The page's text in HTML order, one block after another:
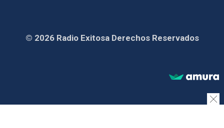
© 2026 Radio Exitosa Derechos Reservados